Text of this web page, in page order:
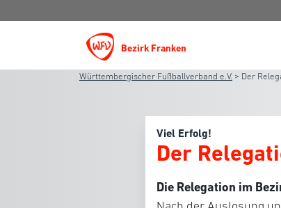
Bezirk Franken
Württembergischer Fußballverband e.V. > Der
Viel Erfolg!
Der
Die Relegation im